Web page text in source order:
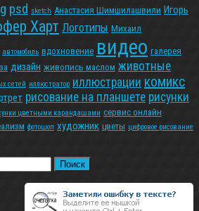
psd sketch Анастасия Шимшилашвили Игорь
Харт Логотипы Михаил
автомобиль вдохновение видео галерея
дизайн живопись маслом животные
сетей иллюстратор иллюстрации комикс
рисование на планшете рисунки
цветными карандашами сервис онлайн
фотошоп художник цветы цифровое рисование